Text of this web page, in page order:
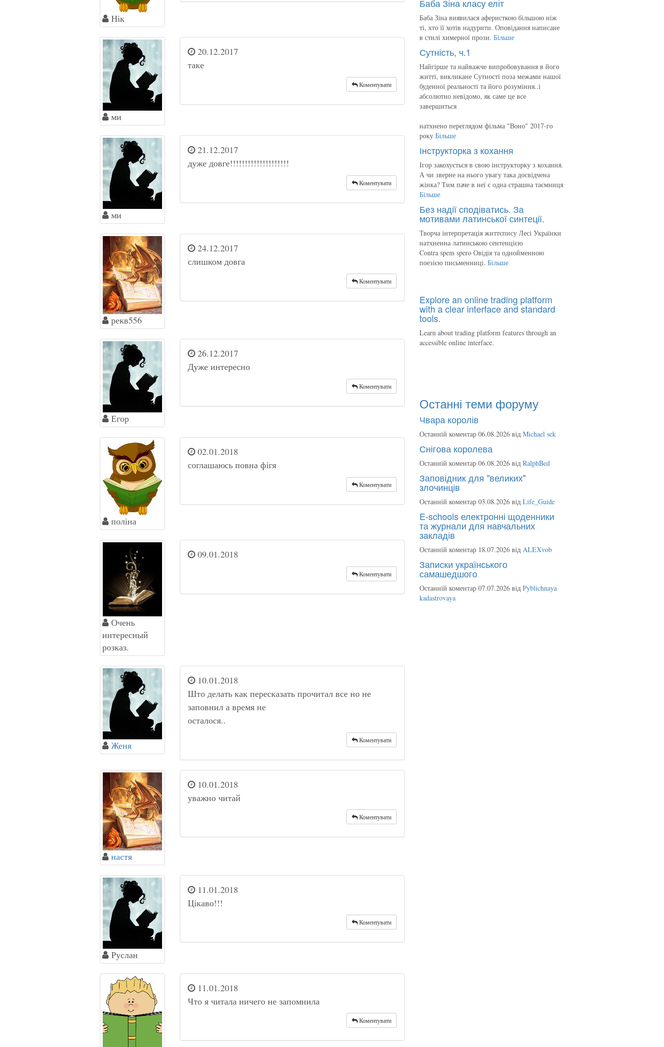
Нік
ми
20.12.2017
таке
Коментувати
ми
21.12.2017
дуже довге!!!!!!!!!!!!!!!!!!!!
Коментувати
рекв556
24.12.2017
слишком довга
Коментувати
Егор
26.12.2017
Дуже интересно
Коментувати
поліна
02.01.2018
соглашаюсь повна фігя
Коментувати
Очень
интересный
розказ.
09.01.2018
Коментувати
Женя
10.01.2018
Што делать как пересказать прочитал все но не
заповнил а время не
осталося..
Коментувати
настя
10.01.2018
уважно читай
Коментувати
Руслан
11.01.2018
Цікаво!!!
Коментувати
11.01.2018
Что я читала ничего не запомнила
Коментувати
Баба Зіна класу еліт
Баба Зіна виявилася аферисткою більшою ніж
ті, хто її хотів надурити. Оповідання написане
в стилі химерної прози. Більше
Сутність, ч.1
Найгірше та найважче випробовування в його
житті, викликане Сутності поза межами нашої
буденної реальності та його розуміння..і
абсолютно невідомо, як саме це все
завершиться
натхнено переглядом фільма "Воно" 2017-го
року Більше
Інструкторка з кохання
Ігор закохується в свою інструкторку з кохання.
А чи зверне на нього увагу така досвідчена
жінка? Тим паче в неї є одна страшна таємниця
Більше
Без надії сподіватись. За
мотивами латинської синтеції.
Творча інтерпретація життєпису Лесі Українки
натхненна латинською сентенцією
Contra spem spero Овідія та однойменною
поезією письменниці. Більше
Explore an online trading platform
with a clear interface and standard
tools.
Learn about trading platform features through an
accessible online interface.
Останні теми форуму
Чвара королів
Останній коментар 06.08.2026 від Michael sek
Снігова королева
Останній коментар 06.08.2026 від RalphBed
Заповідник для "великих"
злочинців
Останній коментар 03.08.2026 від Life_Guide
E-schools електронні щоденники
та журнали для навчальних
закладів
Останній коментар 18.07.2026 від ALEXvob
Записки українського
самашедшого
Останній коментар 07.07.2026 від Pyblichnaya
kadastrovaya